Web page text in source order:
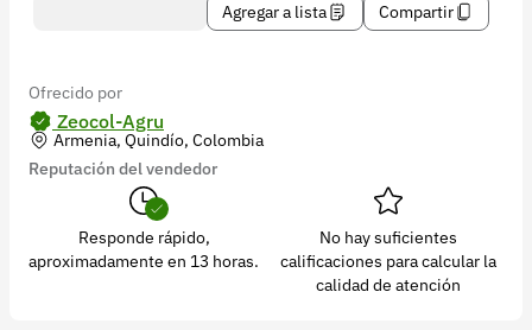
Agregar a lista Compartir
Ofrecido por
Zeocol-Agru
Armenia, Quindío, Colombia
Reputación del vendedor
Responde rápido,
aproximadamente en 13 horas.
No hay suficientes
calificaciones para calcular la
calidad de atención
© 2026 Croper.com Todos los derechos reservados
Síguenos